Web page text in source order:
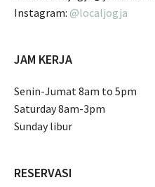
Instagram: @localjogja
JAM KERJA
Senin-Jumat 8am to 5pm
Saturday 8am-3pm
Sunday libur
RESERVASI